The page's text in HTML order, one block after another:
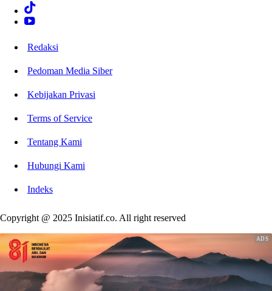
Redaksi
Pedoman Media Siber
Kebijakan Privasi
Terms of Service
Tentang Kami
Hubungi Kami
Indeks
Copyright @ 2025 Inisiatif.co. All right reserved